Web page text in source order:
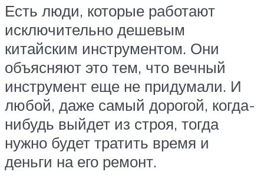
Есть люди, которые работают
исключительно дешевым
китайским инструментом. Они
объясняют это тем, что вечный
инструмент еще не придумали. И
любой, даже самый дорогой, когда-
нибудь выйдет из строя, тогда
нужно будет тратить время и
деньги на его ремонт.